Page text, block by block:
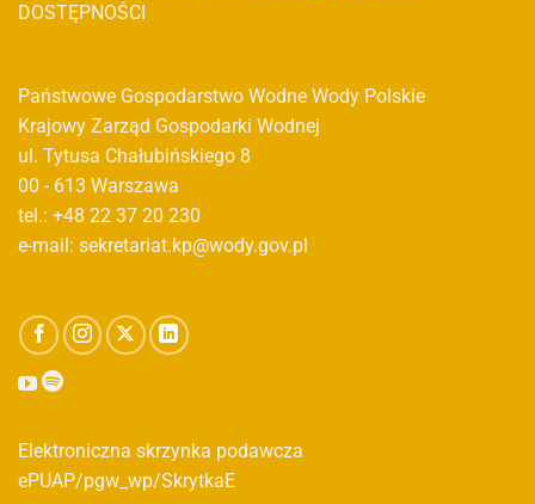
DOSTĘPNOŚCI
Państwowe Gospodarstwo Wodne Wody Polskie
Krajowy Zarząd Gospodarki Wodnej
ul. Tytusa Chałubińskiego 8
00 - 613 Warszawa
tel.: +48 22 37 20 230
e-mail: sekretariat.kp@wody.gov.pl
Elektroniczna skrzynka podawcza
ePUAP/pgw_wp/SkrytkaE